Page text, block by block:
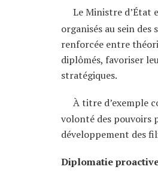
Le Ministre d’État
organisés au sein
renforcée entre
diplômés, favoriser
stratégiques.
À titre d’exemple
volonté des pouvoirs
développement des
Diplomatie